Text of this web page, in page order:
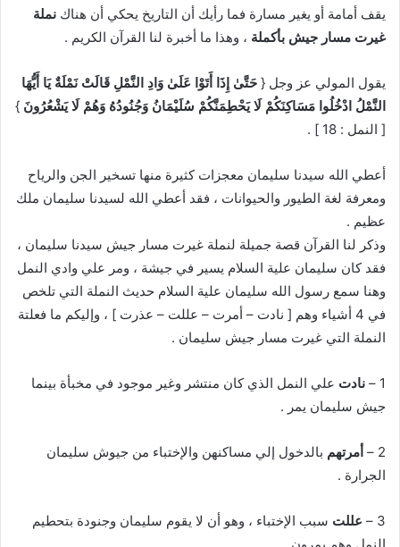
يقف أمامة أو يغير مسارة فما رأيك أن التاريخ يحكي أن هناك نملة
غيرت مسار جيش بأكملة ، وهذا ما أخبرة لنا القرآن الكريم .
يقول المولي عز وجل { حَتَّىٰ إِذَا أَتَوْا عَلَىٰ وَادِ النَّمْلِ قَالَتْ نَمْلَةٌ يَا أَيُّهَا
النَّمْلُ ادْخُلُوا مَسَاكِنَكُمْ لَا يَحْطِمَنَّكُمْ سُلَيْمَانُ وَجُنُودُهُ وَهُمْ لَا يَشْعُرُونَ }
[ النمل : 18 ] .
أعطي الله سيدنا سليمان معجزات كثيرة منها تسخير الجن والرياح
ومعرفة لغة الطيور والحيوانات ، فقد أعطي الله لسيدنا سليمان ملك
عظيم .
وذكر لنا القرآن قصة جميلة لنملة غيرت مسار جيش سيدنا سليمان ،
فقد كان سليمان علية السلام يسير في جيشة ، ومر علي وادي النمل
وهنا سمع رسول الله سليمان علية السلام حديث النملة التي تلخص
في 4 أشياء وهم [ نادت – أمرت – عللت – عذرت ] ، وإليكم ما فعلتة
النملة التي غيرت مسار جيش سليمان .
1 – نادت علي النمل الذي كان منتشر وغير موجود في مخبأة بينما
جيش سليمان يمر .
2 – أمرتهم بالدخول إلي مساكنهن والإختباء من جيوش سليمان
الجرارة .
3 – عللت سبب الإختباء ، وهو أن لا يقوم سليمان وجنودة بتحطيم